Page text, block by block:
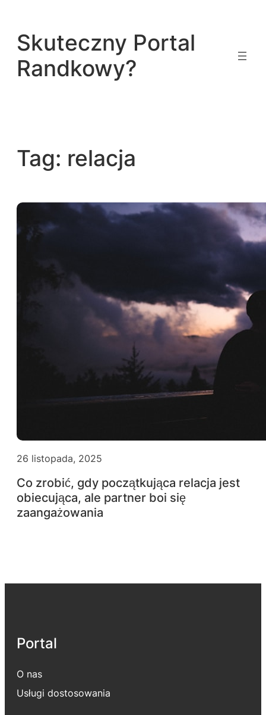
treści
Skuteczny Portal
Randkowy?
Tag: relacja
26 listopada, 2025
Co zrobić, gdy początkująca relacja jest
obiecująca, ale partner boi się
zaangażowania
Portal
O nas
Usługi dostosowania